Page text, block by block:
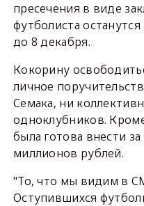
пресечения в виде
футболиста
до 8 декабря.
Кокорину
личное
Семака, ни
одноклубников.
была готова внести
миллионов рублей.
"То, что мы видим в
Оступившихся